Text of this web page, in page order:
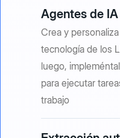
Agentes de
Crea y
tecnología de los
luego,
para ejecutar
trabajo